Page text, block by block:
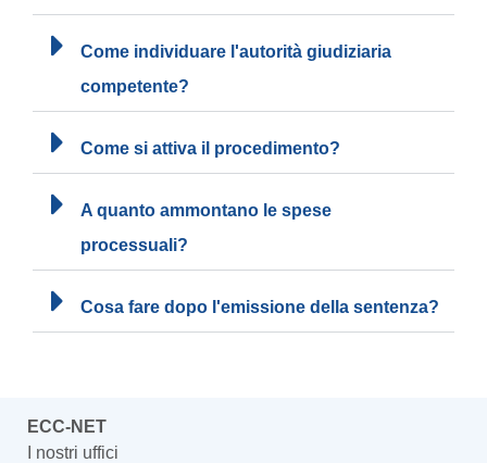
Come individuare l'autorità giudiziaria
competente?
Come si attiva il procedimento?
A quanto ammontano le spese
processuali?
Cosa fare dopo l'emissione della sentenza?
ECC-NET
I nostri uffici